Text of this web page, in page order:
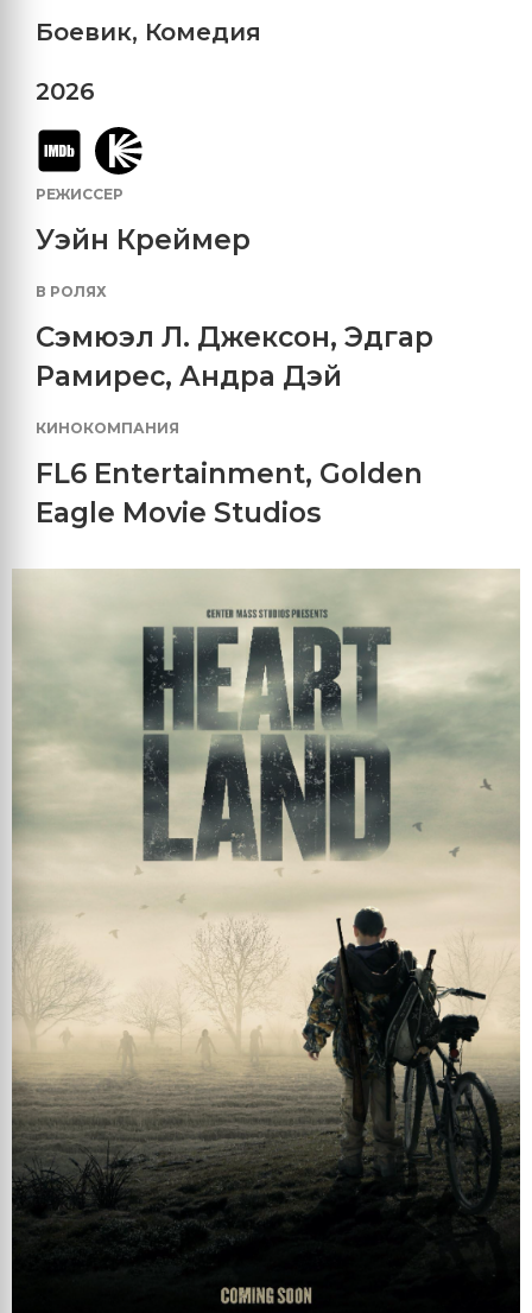
Боевик, Комедия
2026
РЕЖИССЕР
Уэйн Креймер
В РОЛЯХ
Сэмюэл Л. Джексон, Эдгар
Рамирес, Андра Дэй
КИНОКОМПАНИЯ
FL6 Entertainment, Golden
Eagle Movie Studios